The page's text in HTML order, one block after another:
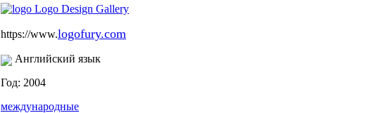
https://www.logofury.com
Английский язык
Год: 2004
международные